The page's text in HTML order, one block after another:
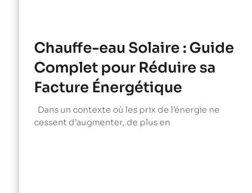
Chauffe-eau Solaire : Guide
Complet pour Réduire sa
Facture Énergétique
Dans un contexte où les prix de l’énergie ne
cessent d’augmenter, de plus en